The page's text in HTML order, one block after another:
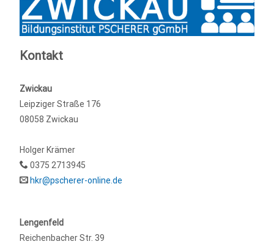
Kontakt
Zwickau
Leipziger Straße 176
08058 Zwickau
Holger Krämer
0375 2713945
hkr@pscherer-online.de
Lengenfeld
Reichenbacher Str. 39